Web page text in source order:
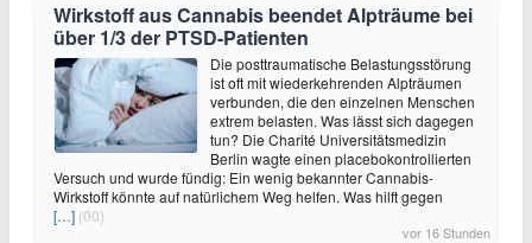
Wirkstoff aus Cannabis beendet Alpträume bei
über 1/3 der PTSD-Patienten
Die posttraumatische Belastungsstörung
ist oft mit wiederkehrenden Alpträumen
verbunden, die den einzelnen Menschen
extrem belasten. Was lässt sich dagegen
tun? Die Charité Universitätsmedizin
Berlin wagte einen placebokontrollierten
Versuch und wurde fündig: Ein wenig bekannter Cannabis-
Wirkstoff könnte auf natürlichem Weg helfen. Was hilft gegen
[…] (00)
vor 16 Stunden